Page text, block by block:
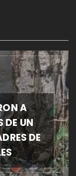
A
DE UN
DE